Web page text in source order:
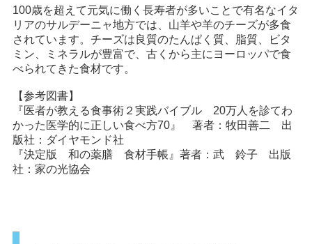
100歳を超えて元気に働く長寿者が多いことで有名なイタ
リアのサルデーニャ地方では、山羊や羊のチーズが多食
されています。チーズは良質のたんぱく質、脂質、ビタ
ミン、ミネラルが豊富で、古くから主にヨーロッパで食
べられてきた食材です。
【参考図書】
『医者が教える食事術２実践バイブル 20万人を診てわ
かった医学的に正しい食べ方70』 著者：牧田善二 出
版社：ダイヤモンド社
『決定版 和の薬膳 食材手帳』著者：武 鈴子 出版
社：家の光協会